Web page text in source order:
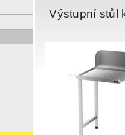
Výstupní stůl